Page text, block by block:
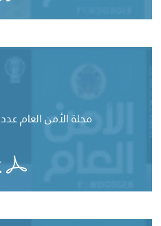
مجلة الأمن العام عدد 153 حزيران 2026